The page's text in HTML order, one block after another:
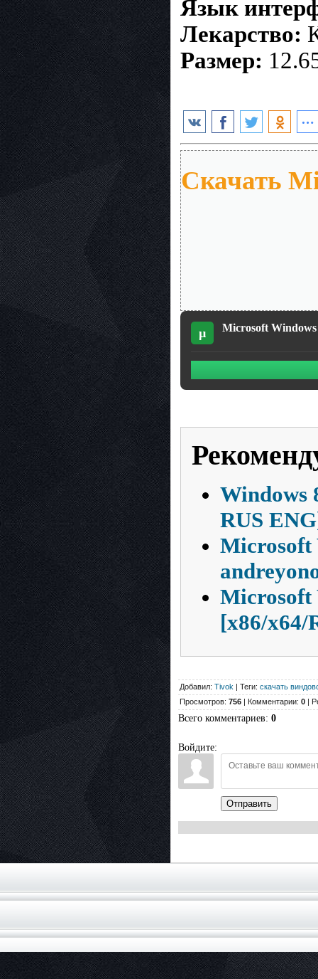
Язык
Лекарство:
Размер:
Скачать
µ Microsoft
Windows
RUS
Microsoft
Microsoft
[x86/x64/
Добавил: Tivok | Теги: скачать
Просмотров: 756 | Комментарии: 0 |
Всего комментариев: 0
Войдите:
Отправить